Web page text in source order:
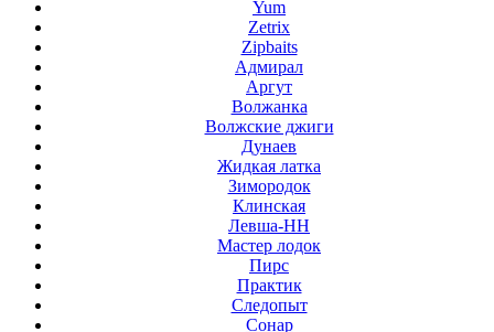
Yum
Zetrix
Zipbaits
Адмирал
Аргут
Волжанка
Волжские джиги
Дунаев
Жидкая латка
Зимородок
Клинская
Левша-НН
Мастер лодок
Пирс
Практик
Следопыт
Сонар